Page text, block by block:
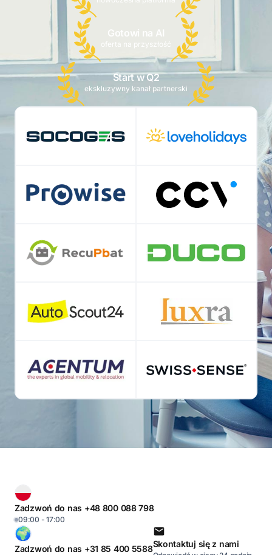
Gotowi na AI
oferta na przyszłość
Start w Q2
ekskluzywny kanał partnerski
Zadzwoń do nas +48 800 088 798
09:00 - 17:00
Zadzwoń do nas +31 85 400 5588Skontaktuj się z nami